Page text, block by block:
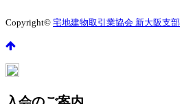
Copyright© 宅地建物取引業協会 新大阪支部